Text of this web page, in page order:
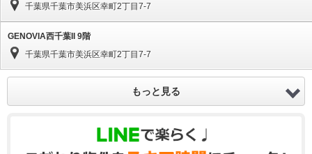
千葉県千葉市美浜区幸町2丁目7-7
GENOVIA西千葉II 9階
千葉県千葉市美浜区幸町2丁目7-7
もっと見る